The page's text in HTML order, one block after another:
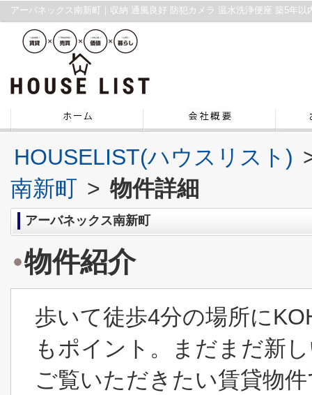
HOUSELIST(ハウスリスト)
南新町 > 物件詳細
アーバネックス南新町
物件紹介
歩いて徒歩4分の場所に
もポイント。まだまだ新
ご覧いただきたい賃貸物